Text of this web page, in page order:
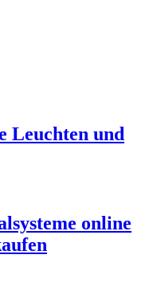
Leuchten und
online